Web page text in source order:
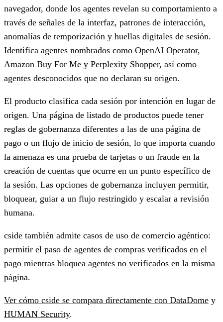
navegador, donde los agentes revelan su comportamiento a
través de señales de la interfaz, patrones de interacción,
anomalías de temporización y huellas digitales de sesión.
Identifica agentes nombrados como OpenAI Operator,
Amazon Buy For Me y Perplexity Shopper, así como
agentes desconocidos que no declaran su origen.
El producto clasifica cada sesión por intención en lugar de
origen. Una página de listado de productos puede tener
reglas de gobernanza diferentes a las de una página de
pago o un flujo de inicio de sesión, lo que importa cuando
la amenaza es una prueba de tarjetas o un fraude en la
creación de cuentas que ocurre en un punto específico de
la sesión. Las opciones de gobernanza incluyen permitir,
bloquear, guiar a un flujo restringido y escalar a revisión
humana.
cside también admite casos de uso de comercio agéntico:
permitir el paso de agentes de compras verificados en el
pago mientras bloquea agentes no verificados en la misma
página.
Ver cómo cside se compara directamente con DataDome y
HUMAN Security.